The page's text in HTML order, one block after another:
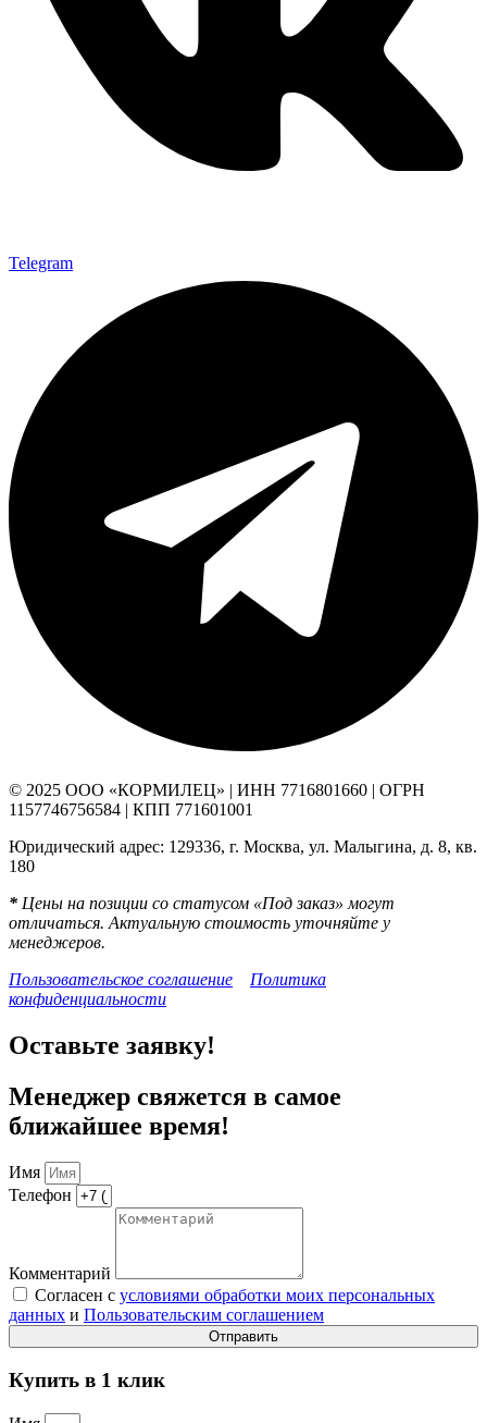
Telegram
© 2025 ООО «КОРМИЛЕЦ» | ИНН 7716801660 | ОГРН
1157746756584 | КПП 771601001
Юридический адрес: 129336, г. Москва, ул. Малыгина, д. 8, кв.
180
* Цены на позиции со статусом «Под заказ» могут
отличаться. Актуальную стоимость уточняйте у
менеджеров.
Пользовательское соглашение
Политика
конфиденциальности
Оставьте заявку!
Менеджер свяжется в самое
ближайшее время!
Имя
Телефон
Комментарий
Согласен с условиями обработки моих персональных
данных и Пользовательским соглашением
Отправить
Купить в 1 клик